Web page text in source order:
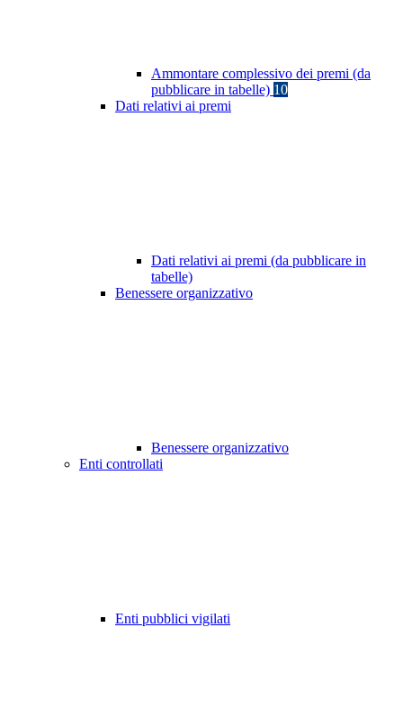
Ammontare complessivo dei premi (da
pubblicare in tabelle) 10
Dati relativi ai premi
Dati relativi ai premi (da pubblicare in
tabelle)
Benessere organizzativo
Benessere organizzativo
Enti controllati
Enti pubblici vigilati